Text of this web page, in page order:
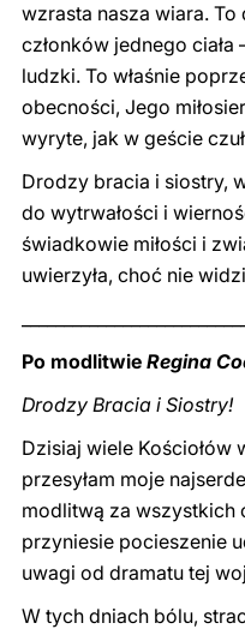
wzrasta nasza wiara. To
członków jednego
ludzki. To właśnie
obecności, Jego
wyryte, jak w geście
Drodzy bracia i siostry,
do wytrwałości i
świadkowie miłości i
uwierzyła, choć nie
Po modlitwie Regina
Drodzy Bracia i Siostry!
Dzisiaj wiele
przesyłam moje
modlitwą za wszystkich
przyniesie pocieszenie
uwagi od dramatu tej
W tych dniach bólu,